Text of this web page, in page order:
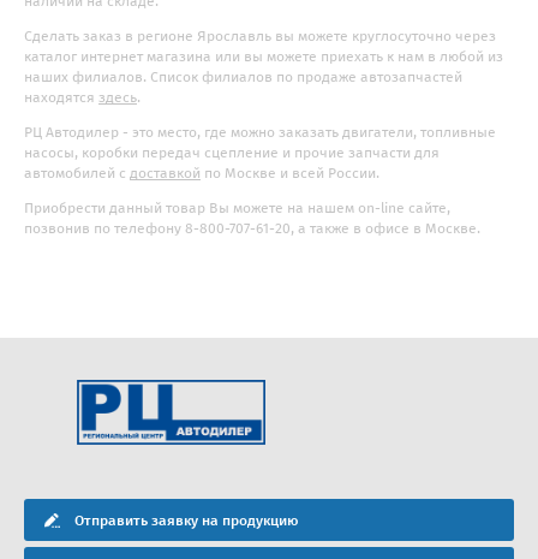
Сделать заказ в регионе Ярославль вы можете круглосуточно через
каталог интернет магазина или вы можете приехать к нам в любой из
наших филиалов. Список филиалов по продаже автозапчастей
находятся здесь.
РЦ Автодилер - это место, где можно заказать двигатели, топливные
насосы, коробки передач сцепление и прочие запчасти для
автомобилей с доставкой по Москве и всей России.
Приобрести данный товар Вы можете на нашем on-line сайте,
позвонив по телефону 8-800-707-61-20, а также в офисе в Москве.
Отправить заявку на продукцию